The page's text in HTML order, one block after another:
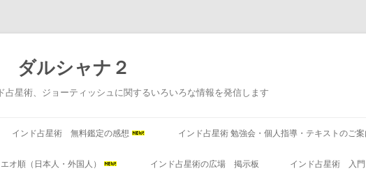
ダルシャナ２
星術、ジョーティッシュに関するいろいろな情報を発信します
ツ
へ
インド占星術 無料鑑定の感想 インド占星術 勉強会・個人指導・テキストのご案
順（日本人・外国人） インド占星術の広場 掲示板 インド占星術 入門